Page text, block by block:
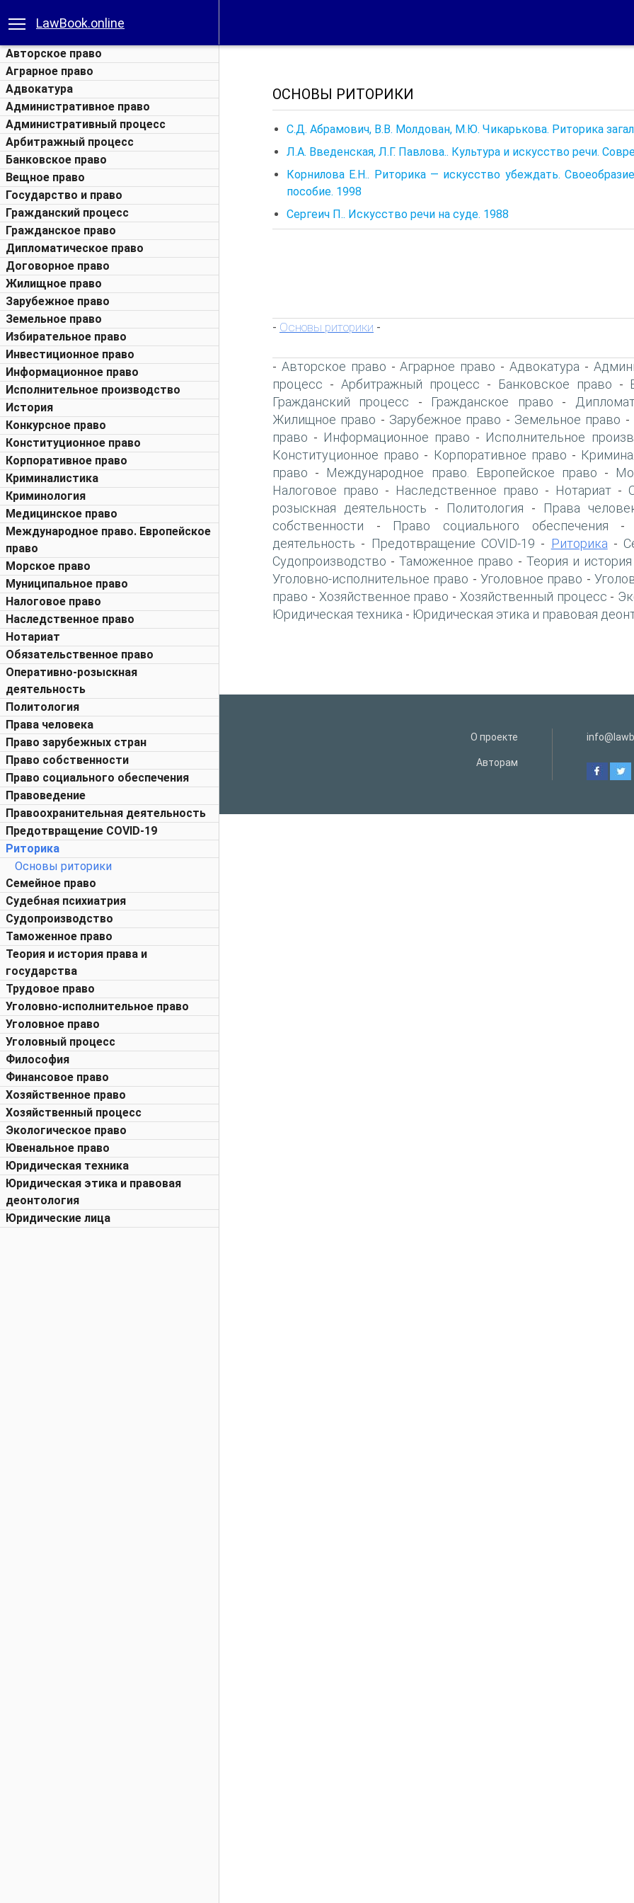
LawBook.online
Авторское право
Аграрное право
Адвокатура
Административное право
Административный процесс
Арбитражный процесс
Банковское право
Вещное право
Государство и право
Гражданский процесс
Гражданское право
Дипломатическое право
Договорное право
Жилищное право
Зарубежное право
Земельное право
Избирательное право
Инвестиционное право
Информационное право
Исполнительное производство
История
Конкурсное право
Конституционное право
Корпоративное право
Криминалистика
Криминология
Медицинское право
Международное право. Европейское
право
Морское право
Муниципальное право
Налоговое право
Наследственное право
Нотариат
Обязательственное право
Оперативно-розыскная
деятельность
Политология
Права человека
Право зарубежных стран
Право собственности
Право социального обеспечения
Правоведение
Правоохранительная деятельность
Предотвращение COVID-19
Риторика
Основы риторики
Семейное право
Судебная психиатрия
Судопроизводство
Таможенное право
Теория и история права и
государства
Трудовое право
Уголовно-исполнительное право
Уголовное право
Уголовный процесс
Философия
Финансовое право
Хозяйственное право
Хозяйственный процесс
Экологическое право
Ювенальное право
Юридическая техника
Юридическая этика и правовая
деонтология
Юридические лица
ОСНОВЫ РИТОРИКИ
С.Д. Абрамович, В.В. Молдован, М.Ю. Чикарькова. Риторика
Л.А. Введенская, Л.Г. Павлова.. Культура и искусство речи.
Корнилова Е.Н.. Риторика — искусство убеждать.
пособие. 1998
Сергеич П.. Искусство речи на суде. 1988
- Основы риторики -
- Авторское право -Аграрное право - Адвокатура -
процесс - Арбитражный процесс - Банковское право -
Гражданский процесс - Гражданское право -
Жилищное право - Зарубежное право - Земельное право -
право - Информационное право - Исполнительное
Конституционное право - Корпоративное право -
право - Международное право. Европейское право -
Налоговое право - Наследственное право - Нотариат -
розыскная деятельность - Политология - Права
собственности - Право социального обеспечения -
деятельность - Предотвращение COVID-19 - Риторика -
Судопроизводство -Таможенное право - Теория и
Уголовно-исполнительное право -Уголовное право -
право - Хозяйственное право - Хозяйственный процесс -
Юридическая техника - Юридическая этика и правовая
О проекте
Авторам